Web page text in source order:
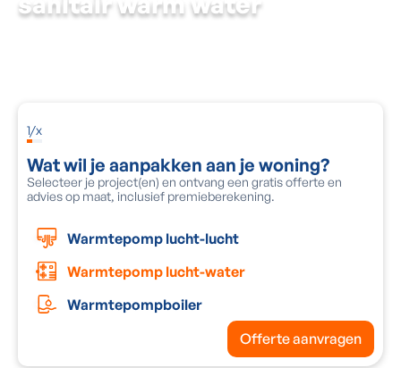
1/x
Wat wil je aanpakken aan je woning?
Selecteer je project(en) en ontvang een gratis offerte en
advies op maat, inclusief premieberekening.
Warmtepomp lucht-lucht
Warmtepomp lucht-water
Warmtepompboiler
Offerte aanvragen